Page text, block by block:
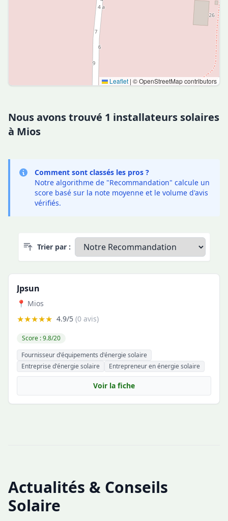
Leaflet | © OpenStreetMap contributors
Nous avons trouvé 1 installateurs solaires
à Mios
Comment sont classés les pros ?
Notre algorithme de "Recommandation" calcule un
score basé sur la note moyenne et le volume d'avis
vérifiés.
Trier par :
Jpsun
📍 Mios
★★★★★ 4.9/5 (0 avis)
Score : 9.8/20
Fournisseur d'équipements d'énergie solaire
Entreprise d'énergie solaire
Entrepreneur en énergie solaire
Voir la fiche
Actualités & Conseils
Solaire